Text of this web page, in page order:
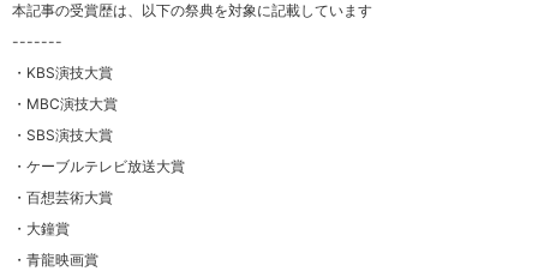
本記事の受賞歴は、以下の祭典を対象に記載しています
-------
・KBS演技大賞
・MBC演技大賞
・SBS演技大賞
・ケーブルテレビ放送大賞
・百想芸術大賞
・大鐘賞
・青龍映画賞